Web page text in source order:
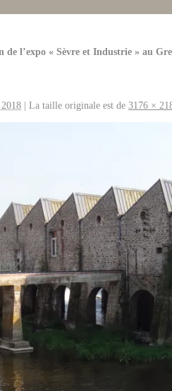
de l’expo « Sèvre et Industrie » au
| La taille originale est de 3176 ×